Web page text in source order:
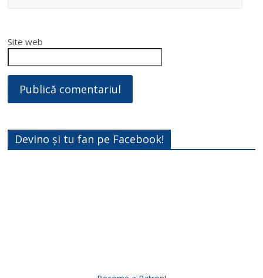
Site web
Devino și tu fan pe Facebook!